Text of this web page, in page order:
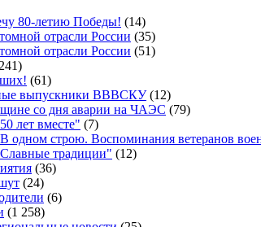
80-летию Победы! (14)
отрасли России (35)
отрасли России (51)
(61)
выпускники ВВВСКУ(12)
со дня аварии на ЧАЭС (79)
лет вместе" (7)
одном строю. Воспоминания ветеранов
традиции" (12)
(36)
(24)
(6)
(1 258)